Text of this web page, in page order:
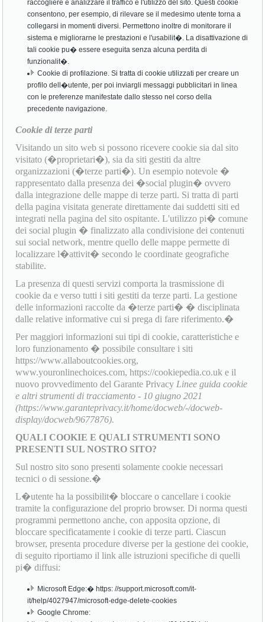
raccogliere e analizzare il traffico e l'utilizzo del sito. Questi cookie
consentono, per esempio, di rilevare se il medesimo utente torna a
collegarsi in momenti diversi. Permettono inoltre di monitorare il
sistema e migliorarne le prestazioni e l'usabilit�. La disattivazione di
tali cookie pu� essere eseguita senza alcuna perdita di
funzionalit�.
Cookie di profilazione. Si tratta di cookie utilizzati per creare un
profilo dell�utente, per poi inviargli messaggi pubblicitari in linea
con le preferenze manifestate dallo stesso nel corso della
precedente navigazione.
Cookie di terze parti
Visitando un sito web si possono ricevere cookie sia dal sito
visitato (�proprietari�), sia da siti gestiti da altre
organizzazioni (�terze parti�). Un esempio notevole �
rappresentato dalla presenza dei �social plugin� ovvero
dalla integrazione delle mappe di terze parti. Si tratta di parti
della pagina visitata generate direttamente dai suddetti siti ed
integrati nella pagina del sito ospitante. L'utilizzo pi� comune
dei social plugin � finalizzato alla condivisione dei contenuti
sui social network, mentre quello delle mappe permette di
localizzare l�attivit� secondo le coordinate geografiche
stabilite.
La presenza di questi servizi comporta la trasmissione di
cookie da e verso tutti i siti gestiti da terze parti. La gestione
delle informazioni raccolte da �terze parti� � disciplinata
dalle relative informative cui si prega di fare riferimento.�
Per maggiori informazioni sui tipi di cookie, caratteristiche e
loro funzionamento � possibile consultare i siti
https://www.allaboutcookies.org,
www.youronlinechoices.com, https://cookiepedia.co.uk e il
nuovo provvedimento del Garante Privacy Linee guida cookie
e altri strumenti di tracciamento - 10 giugno 2021
(https://www.garanteprivacy.it/home/docweb/-/docweb-
display/docweb/9677876).
QUALI COOKIE E QUALI STRUMENTI SONO
PRESENTI SUL NOSTRO SITO?
Sul nostro sito sono presenti solamente cookie necessari
tecnici o di sessione.�
L�utente ha la possibilit� bloccare o cancellare i cookie
tramite la configurazione del proprio browser. Di norma questi
programmi permettono anche, con apposita opzione, di
bloccare specificatamente i cookie di terze parti. Ciascun
browser, presenta procedure diverse per la gestione dei cookie,
di seguito riportiamo il link alle istruzioni specifiche di quelli
pi� diffusi:
Microsoft Edge:� https: //support.microsoft.com/it-
it/help/4027947/microsoft-edge-delete-cookies
Google Chrome: